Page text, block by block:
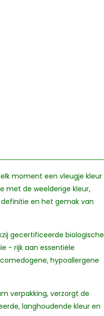
moment een vleugje kleur
met de weelderige kleur,
en het gemak van
gecertificeerde biologische
- rijk aan essentiële
hypoallergene
verpakking, verzorgt de
langhoudende kleur en